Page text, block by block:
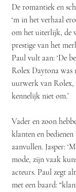
De romantiek en
‘m in het verhaal
om het uiterlijk, de
prestige van het
Paul vult aan: ‘De
Rolex Daytona was
uurwerk van Rolex,
kennelijk niet om.’
Vader en zoon
klanten en
aanvullen. Jasper:
mode, zijn vaak
acteurs. Paul zegt
met een baard: